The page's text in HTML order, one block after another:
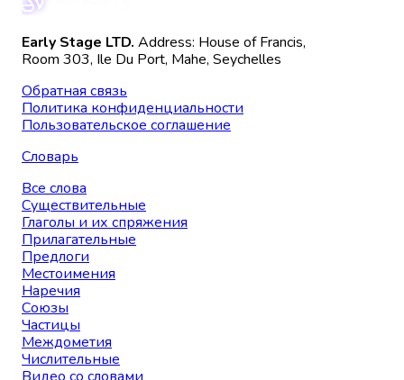
Early Stage LTD. Address: House of Francis,
Room 303, Ile Du Port, Mahe, Seychelles
Обратная связь
Политика конфиденциальности
Пользовательское соглашение
Словарь
Все слова
Существительные
Глаголы и их спряжения
Прилагательные
Предлоги
Местоимения
Наречия
Союзы
Частицы
Междометия
Числительные